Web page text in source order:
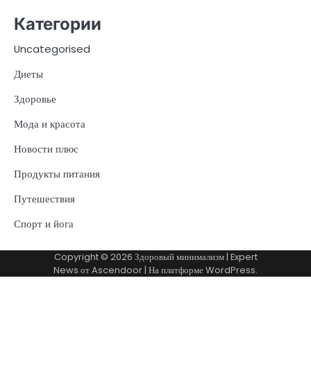
Категории
Uncategorised
Диеты
Здоровье
Мода и красота
Новости плюс
Продукты питания
Путешествия
Спорт и йога
Copyright © 2026 Здоровый минимализм| Expert
News отAscendoor| На платформеWordPress.